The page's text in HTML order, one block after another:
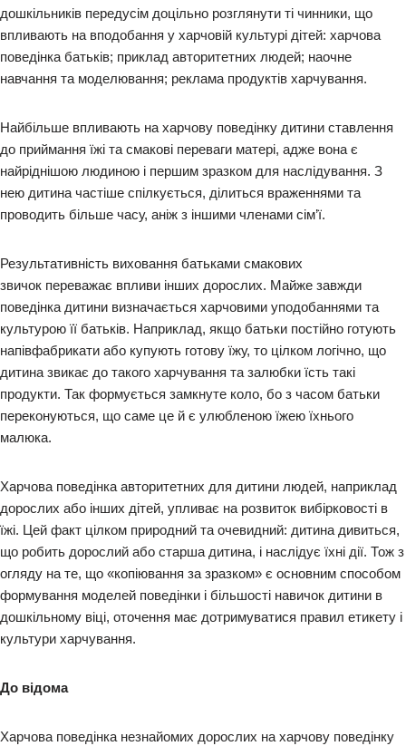
дошкільників передусім доцільно розглянути ті чинники, що
впливають на вподобання у харчовій культурі дітей: харчова
поведінка батьків; приклад авторитетних людей; наочне
навчання та моделювання; реклама продуктів харчування.
Найбільше впливають на харчову поведінку дитини ставлення
до приймання їжі та смакові переваги матері, адже вона є
найріднішою людиною і першим зразком для наслідування. З
нею дитина частіше спілкується, ділиться враженнями та
проводить більше часу, аніж з іншими членами сім’ї.
Результативність виховання батьками смакових
звичок переважає впливи інших дорослих. Майже завжди
поведінка дитини визначається харчовими уподобаннями та
культурою її батьків. Наприклад, якщо батьки постійно готують
напівфабрикати або купують готову їжу, то цілком логічно, що
дитина звикає до такого харчування та залюбки їсть такі
продукти. Так формується замкнуте коло, бо з часом батьки
переконуються, що саме це й є улюбленою їжею їхнього
малюка.
Харчова поведінка авторитетних для дитини людей, наприклад
дорослих або інших дітей, упливає на розвиток вибірковості в
їжі. Цей факт цілком природний та очевидний: дитина дивиться,
що робить дорослий або старша дитина, і наслідує їхні дії. Тож з
огляду на те, що «копіювання за зразком» є основним способом
формування моделей поведінки і більшості навичок дитини в
дошкільному віці, оточення має дотримуватися правил етикету і
культури харчування.
До відома
Харчова поведінка незнайомих дорослих на харчову поведінку